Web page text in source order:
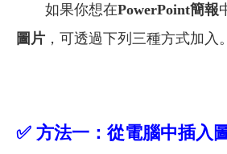
如果你想在PowerPoint簡報
圖片 ，可透過下列三種方式加入。
✅ 方法一：從電腦中插入